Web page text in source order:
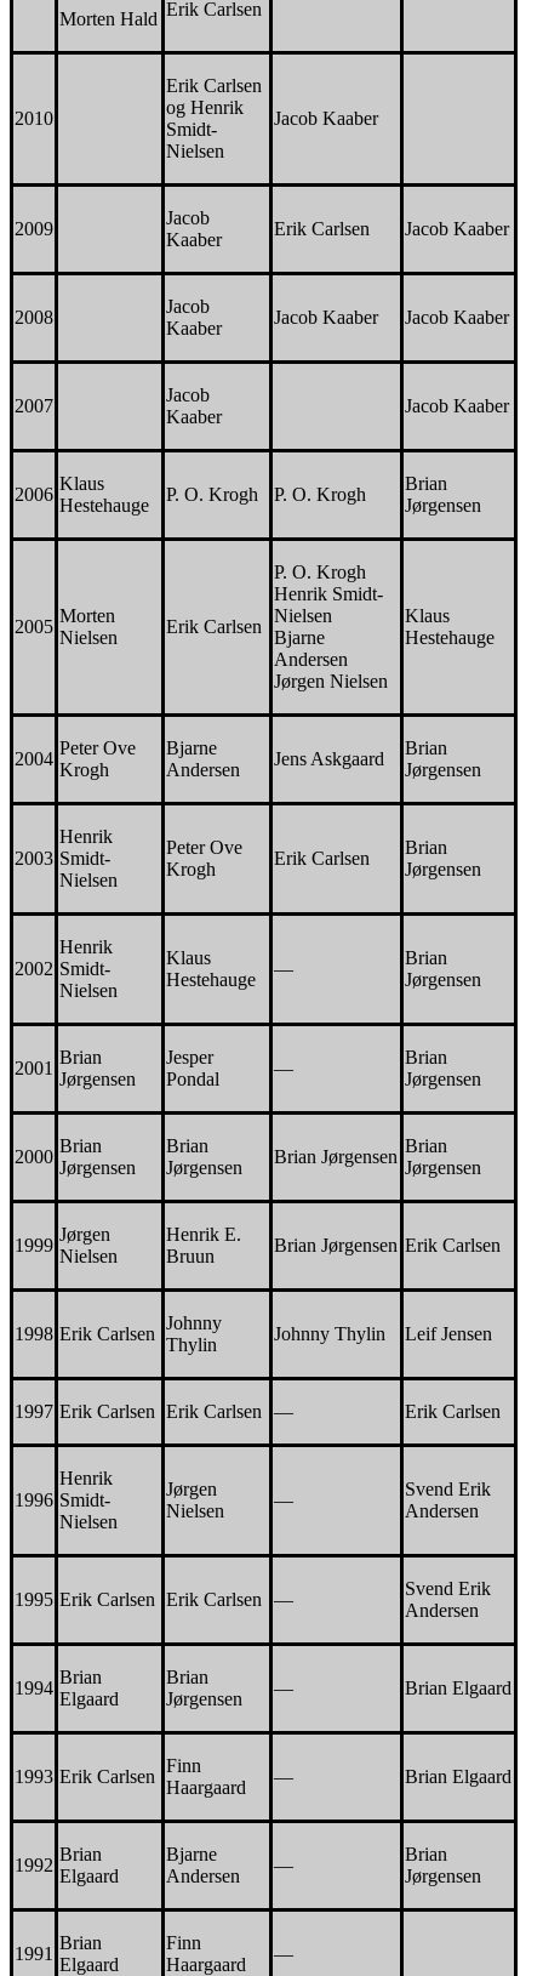
Morten Hald Erik Carlsen
2010
Erik Carlsen
og Henrik
Smidt-
Nielsen
Jacob Kaaber
2009
Jacob
Kaaber
Erik Carlsen Jacob Kaaber
2008
Jacob
Kaaber
Jacob Kaaber Jacob Kaaber
2007
Jacob
Kaaber
Jacob Kaaber
2006
Klaus
Hestehauge
P. O. Krogh P. O. Krogh
Brian
Jørgensen
2005
Morten
Nielsen
Erik Carlsen
P. O. Krogh
Henrik Smidt-
Nielsen
Bjarne
Andersen
Jørgen Nielsen
Klaus
Hestehauge
2004
Peter Ove
Krogh
Bjarne
Andersen
Jens Askgaard
Brian
Jørgensen
2003
Henrik
Smidt-
Nielsen
Peter Ove
Krogh
Erik Carlsen
Brian
Jørgensen
2002
Henrik
Smidt-
Nielsen
Klaus
Hestehauge
—
Brian
Jørgensen
2001
Brian
Jørgensen
Jesper
Pondal
—
Brian
Jørgensen
2000
Brian
Jørgensen
Brian
Jørgensen
Brian Jørgensen
Brian
Jørgensen
1999
Jørgen
Nielsen
Henrik E.
Bruun
Brian Jørgensen Erik Carlsen
1998 Erik Carlsen
Johnny
Thylin
Johnny Thylin Leif Jensen
1997 Erik Carlsen Erik Carlsen — Erik Carlsen
1996
Henrik
Smidt-
Nielsen
Jørgen
Nielsen
—
Svend Erik
Andersen
1995 Erik Carlsen Erik Carlsen —
Svend Erik
Andersen
1994
Brian
Elgaard
Brian
Jørgensen
— Brian Elgaard
1993 Erik Carlsen
Finn
Haargaard
— Brian Elgaard
1992
Brian
Elgaard
Bjarne
Andersen
—
Brian
Jørgensen
1991
Brian
Elgaard
Finn
Haargaard
—